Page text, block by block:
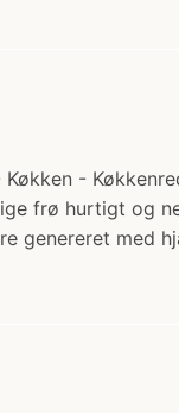
Køkken -
frø hurtigt og
genereret med